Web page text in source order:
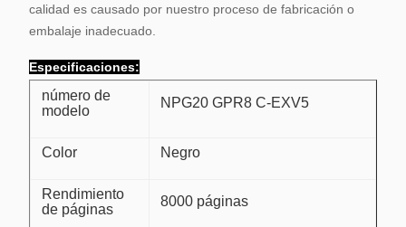
calidad es causado por nuestro proceso de fabricación o
embalaje inadecuado.
Especificaciones:
número de
modelo
NPG20 GPR8 C-EXV5
Color Negro
Rendimiento
de páginas
8000 páginas